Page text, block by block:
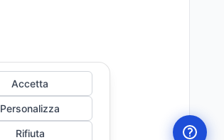
Accetta
Personalizza
Rifiuta